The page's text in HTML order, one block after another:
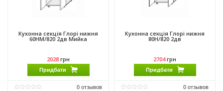
Кухонна секція Глорі нижня
60НМ/820 2дв Мийка
2028 грн
Придбати
0отзывов
Кухонна секція Глорі нижня
80Н/820 2дв
2704грн
Придбати
0отзывов